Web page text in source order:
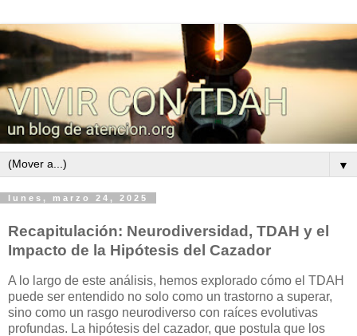
▼
lunes, marzo 24, 2025
Recapitulación: Neurodiversidad, TDAH y el
Impacto de la Hipótesis del Cazador
A lo largo de este análisis, hemos explorado cómo el TDAH
puede ser entendido no solo como un trastorno a superar,
sino como un rasgo neurodiverso con raíces evolutivas
profundas. La hipótesis del cazador, que postula que los